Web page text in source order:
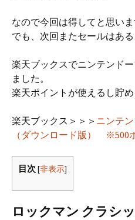
なので今回は得してと思いま
でも、次回またセールはある
楽天ブックスでニンテンド
ました。
楽天ポイントが使えるし貯め
楽天ブックス＞＞＞ ニンテ
（ダウンロード版） ※500
目次 [非表示]
ロックマン クラシ